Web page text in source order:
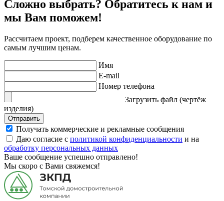
Сложно выбрать? Обратитесь к нам и
мы Вам поможем!
Рассчитаем проект, подберем качественное оборудование по
самым лучшим ценам.
Имя
E-mail
Номер телефона
Загрузить файл (чертёж
изделия)
Отправить
Получать коммерческие и рекламные сообщения
Даю согласие с политикой конфиденциальности и на
обработку персональных данных
Ваше сообщение успешно отправлено!
Мы скоро с Вами свяжемся!